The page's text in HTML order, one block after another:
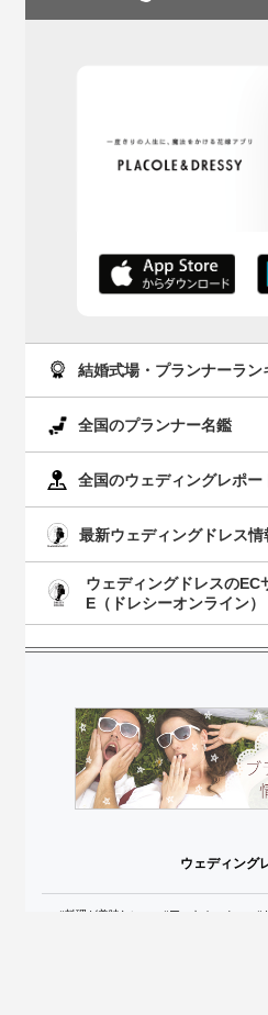
結婚式場・プランナーラン
全国のプランナー名鑑
全国のウェディングレポー
最新ウェディングドレス
ウェディングドレスのEC
E（ドレシーオンライン）
ウェディング
#料理が美味しい #アットホーム #